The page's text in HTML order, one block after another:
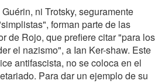
ni Trotsky, seguramente
forman parte de las
de Rojo, que prefiere citar "para los
el nazismo", a Ian Ker-shaw. Este
antifascista, no se coloca en el
Para dar un ejemplo de su